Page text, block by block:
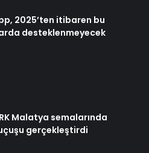
2025’ten itibaren bu
desteklenmeyecek
Malatya semalarında
gerçekleştirdi